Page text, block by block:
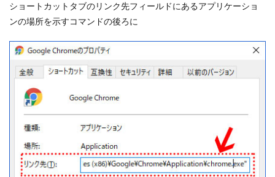
ショートカットタブのリンク先フィールドにあるアプリケーショ
ンの場所を示すコマンドの後ろに
Zoom
Web構築 テーマ 楽天
integrity
大吉
Chrome
Mac
モバイルフレンドリー
Excel
スクリーンショット
検索